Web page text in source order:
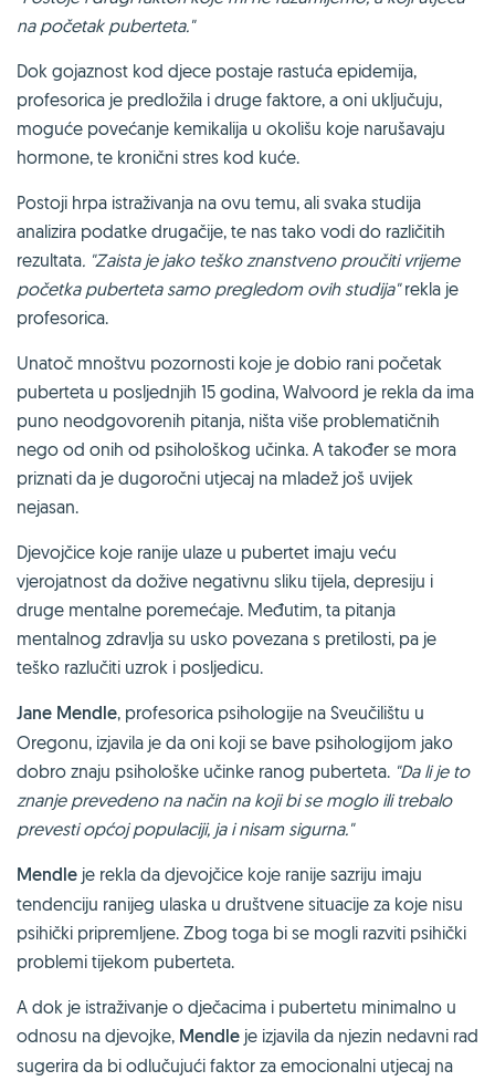
na početak puberteta."
Dok gojaznost kod djece postaje rastuća epidemija,
profesorica je predložila i druge faktore, a oni uključuju,
moguće povećanje kemikalija u okolišu koje narušavaju
hormone, te kronični stres kod kuće.
Postoji hrpa istraživanja na ovu temu, ali svaka studija
analizira podatke drugačije, te nas tako vodi do različitih
rezultata. "Zaista je jako teško znanstveno proučiti vrijeme
početka puberteta samo pregledom ovih studija"rekla je
profesorica.
Unatoč mnoštvu pozornosti koje je dobio rani početak
puberteta u posljednjih 15 godina, Walvoord je rekla da ima
puno neodgovorenih pitanja, ništa više problematičnih
nego od onih od psihološkog učinka. A također se mora
priznati da je dugoročni utjecaj na mladež još uvijek
nejasan.
Djevojčice koje ranije ulaze u pubertet imaju veću
vjerojatnost da dožive negativnu sliku tijela, depresiju i
druge mentalne poremećaje. Međutim, ta pitanja
mentalnog zdravlja su usko povezana s pretilosti, pa je
teško razlučiti uzrok i posljedicu.
Jane Mendle, profesorica psihologije na Sveučilištu u
Oregonu, izjavila je da oni koji se bave psihologijom jako
dobro znaju psihološke učinke ranog puberteta. "Da li je to
znanje prevedeno na način na koji bi se moglo ili trebalo
prevesti općoj populaciji, ja i nisam sigurna."
Mendle je rekla da djevojčice koje ranije sazriju imaju
tendenciju ranijeg ulaska u društvene situacije za koje nisu
psihički pripremljene. Zbog toga bi se mogli razviti psihički
problemi tijekom puberteta.
A dok je istraživanje o dječacima i pubertetu minimalno u
odnosu na djevojke, Mendle je izjavila da njezin nedavni rad
sugerira da bi odlučujući faktor za emocionalni utjecaj na